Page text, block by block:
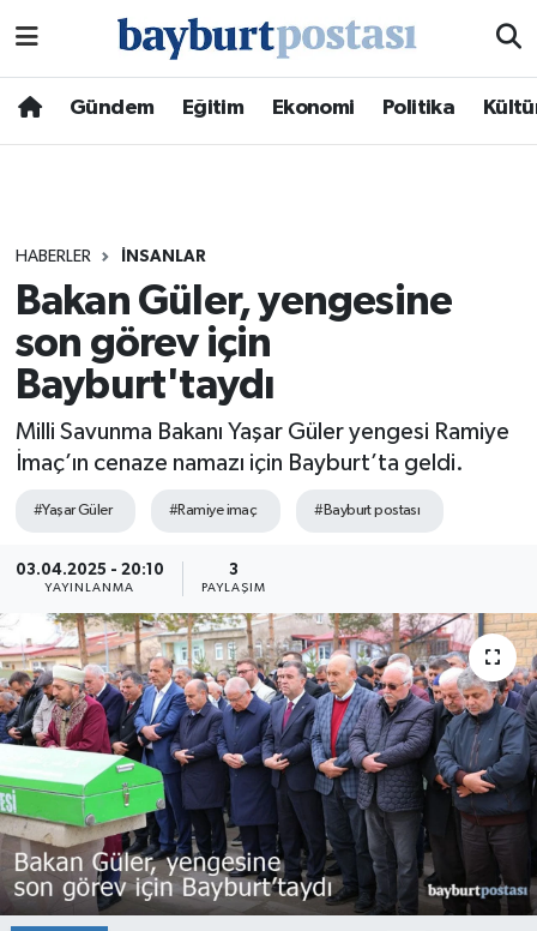
Gündem Eğitim Ekonomi Politika
HABERLER İNSANLAR
Bakan Güler, yengesine
son görev için
Bayburt'taydı
Milli Savunma Bakanı Yaşar Güler yengesi Ramiye
İmaç’ın cenaze namazı için Bayburt’ta geldi.
#Yaşar Güler #Ramiye imaç #Bayburt postası
03.04.2025 - 20:10
YAYINLANMA
3
PAYLAŞIM
Hava Durumu
Süper Lig Puan Durumu ve Fikstür
Tüm Manşetler
Son Dakika Haberleri
Haber Arşivi